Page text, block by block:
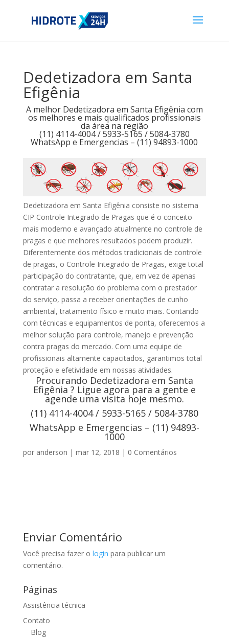
Dedetizadora em Santa
Efigênia
A melhor Dedetizadora em Santa Efigênia com
os melhores e mais qualificados profissionais
da área na região
(11) 4114-4004 / 5933-5165 / 5084-3780
WhatsApp e Emergencias – (11) 94893-1000
Dedetizadora em Santa Efigênia consiste no sistema
CIP Controle Integrado de Pragas que é o conceito
mais moderno e avançado atualmente no controle de
pragas e que melhores resultados podem produzir.
Diferentemente dos métodos tradicionais de controle
de pragas, o Controle Integrado de Pragas, exige total
participação do contratante, que, em vez de apenas
contratar a resolução do problema com o prestador
do serviço, passa a receber orientações de cunho
ambiental, tratamento físico e muito mais. Contando
com técnicas e equipamentos de ponta, oferecemos a
melhor solução para controle, manejo e prevenção
contra pragas do mercado. Com uma equipe de
profissionais altamente capacitados, garantimos total
proteção e efetividade em nossas atividades.
Procurando Dedetizadora em Santa
Efigênia ? Ligue agora para a gente e
agende uma visita hoje mesmo.
(11) 4114-4004 / 5933-5165 / 5084-3780
WhatsApp e Emergencias – (11) 94893-
1000
por anderson | mar 12, 2018 | 0 Comentários
Enviar Comentário
Você precisa fazer o login para publicar um
comentário.
Páginas
Assistência técnica
Contato
Blog